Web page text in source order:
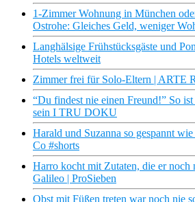
1-Zimmer Wohnung in München
Ostrohe: Gleiches Geld, weniger
Langhälsige Frühstücksgäste und
Hotels weltweit
Zimmer frei für Solo-Eltern | ARTE
“Du findest nie einen Freund!” So
sein I TRU DOKU
Harald und Suzanna so gespannt
Co #shorts
Harro kocht mit Zutaten, die er noch
Galileo | ProSieben
Obst mit Füßen treten war noch nie